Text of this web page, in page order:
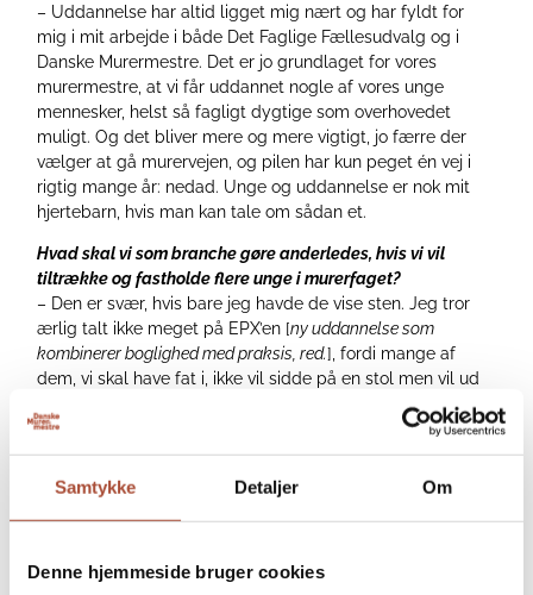
Samtykke Detaljer Om
Denne hjemmeside bruger cookies
– Uddannelse har altid ligget mig nært og har fyldt for
mig i mit arbejde i både Det Faglige Fællesudvalg og i
Danske Murermestre. Det er jo grundlaget for vores
murermestre, at vi får uddannet nogle af vores unge
mennesker, helst så fagligt dygtige som overhovedet
muligt. Og det bliver mere og mere vigtigt, jo færre der
vælger at gå murervejen, og pilen har kun peget én vej i
rigtig mange år: nedad. Unge og uddannelse er nok mit
hjertebarn, hvis man kan tale om sådan et.
Hvad skal vi som branche gøre anderledes, hvis vi vil
tiltrække og fastholde flere unge i murerfaget?
– Den er svær, hvis bare jeg havde de vise sten. Jeg tror
ærlig talt ikke meget på EPX’en [ny uddannelse som
kombinerer boglighed med praksis, red.], fordi mange af
dem, vi skal have fat i, ikke vil sidde på en stol men vil ud
og have materialerne mellem hænderne. Til gengæld har
jeg stor fidus til mesterlære. Og i øvrigt også den nye
ordning med juniormesterlære, hvor de unge kan smage
faget og prøve det af. Og hvor virksomheden kan få øje på
de unges evner og muligheder. Jeg er sikker på, at
murermester vil være mere tilbøjelig til at tilbyde en
et par dage om ugen.